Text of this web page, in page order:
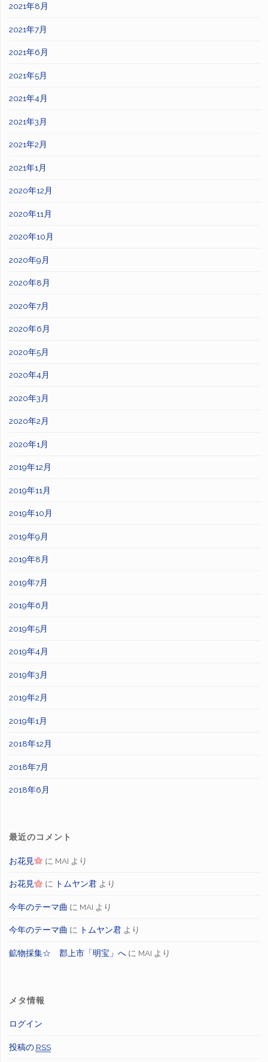
2021年8月
2021年7月
2021年6月
2021年5月
2021年4月
2021年3月
2021年2月
2021年1月
2020年12月
2020年11月
2020年10月
2020年9月
2020年8月
2020年7月
2020年6月
2020年5月
2020年4月
2020年3月
2020年2月
2020年1月
2019年12月
2019年11月
2019年10月
2019年9月
2019年8月
2019年7月
2019年6月
2019年5月
2019年4月
2019年3月
2019年2月
2019年1月
2018年12月
2018年7月
2018年6月
最近のコメント
お花見 に MAI より
お花見 に トムヤン君より
今年のテーマ曲 に MAI より
今年のテーマ曲 に トムヤン君より
鉱物採集☆ 郡上市「明宝」へに MAI より
メタ情報
ログイン
投稿の RSS